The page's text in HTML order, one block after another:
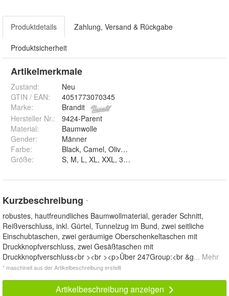
Produktdetails Zahlung, Versand & Rückgabe
Produktsicherheit
Artikelmerkmale
Zustand:
Neu
GTIN / EAN:
4051773070345
Marke:
Brandit
Hersteller Nr.:
9424-Parent
Material:
Baumwolle
Gender:
Männer
Farbe:
Größe:
Kurzbeschreibung *
robustes, hautfreundliches Baumwollmaterial, gerader Schnitt,
Reißverschluss, inkl. Gürtel, Tunnelzug im Bund, zwei seitliche
Einschubtaschen, zwei geräumige Oberschenkeltaschen mit
Druckknopfverschluss, zwei Gesäßtaschen mit
Druckknopfverschluss<br ><br ><p>Über 247Group:<br &g... Mehr
* maschinell aus der Artikelbeschreibung erstellt
Artikelbeschreibung anzeigen